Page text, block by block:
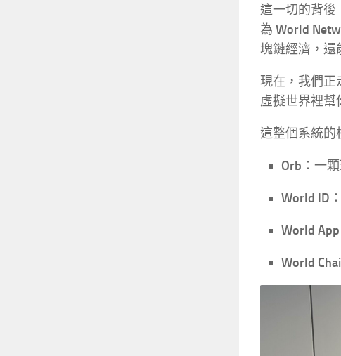
這一切的背後
為 World
塊鏈經濟，還
現在，我們正
虛擬世界裡幫
這整個系統的
Orb ：一
World ID
World App
World